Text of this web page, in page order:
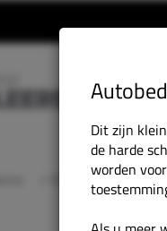
Onze Occasions
Dit zijn
de harde
worden